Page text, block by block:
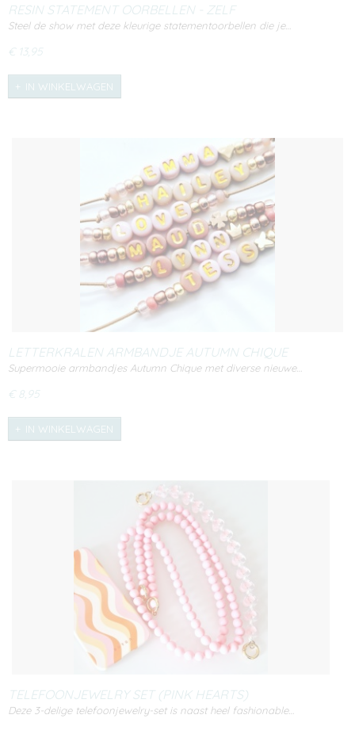
RESIN STATEMENT OORBELLEN - ZELF
SAMENSTELLEN!
Steel de show met deze kleurige statementoorbellen die je…
€ 13,95
IN WINKELWAGEN
LETTERKRALEN ARMBANDJE AUTUMN CHIQUE
Supermooie armbandjes Autumn Chique met diverse nieuwe…
€ 8,95
IN WINKELWAGEN
TELEFOONJEWELRY SET (PINK HEARTS)
Deze 3-delige telefoonjewelry-set is naast heel fashionable…